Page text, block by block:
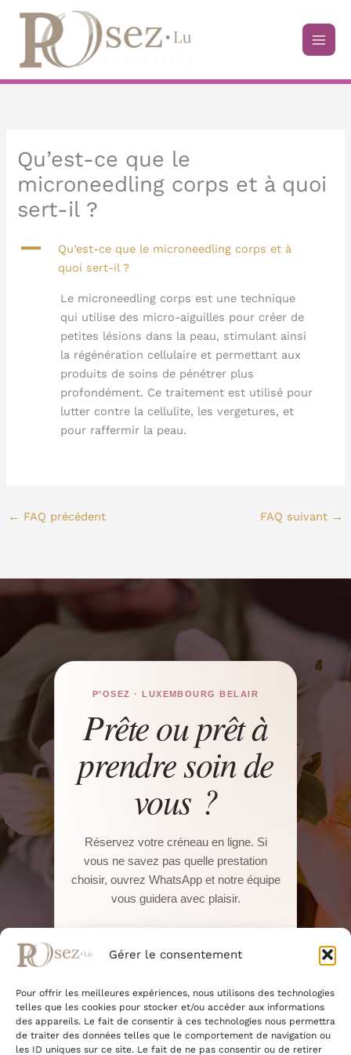
Gérer le consentement
Pour offrir les meilleures expériences, nous utilisons des technologies
telles que les cookies pour stocker et/ou accéder aux informations
des appareils. Le fait de consentir à ces technologies nous permettra
de traiter des données telles que le comportement de navigation ou
les ID uniques sur ce site. Le fait de ne pas consentir ou de retirer
contenu
Qu’est-ce que le
microneedling corps et à quoi
sert-il ?
A
Qu’est-ce que le microneedling corps et à
quoi sert-il ?
Le microneedling corps est une technique
qui utilise des micro-aiguilles pour créer de
petites lésions dans la peau, stimulant ainsi
la régénération cellulaire et permettant aux
produits de soins de pénétrer plus
profondément. Ce traitement est utilisé pour
lutter contre la cellulite, les vergetures, et
pour raffermir la peau.
← FAQ précédent FAQ suivant →
P’OSEZ · LUXEMBOURG BELAIR
Prête ou prêt à
prendre soin de
vous ?
Réservez votre créneau en ligne. Si
vous ne savez pas quelle prestation
choisir, ouvrez WhatsApp et notre équipe
vous guidera avec plaisir.
Réserver sur Salonkee
WhatsApp direct
22, Boulevard Pierre Dupong · L-1430